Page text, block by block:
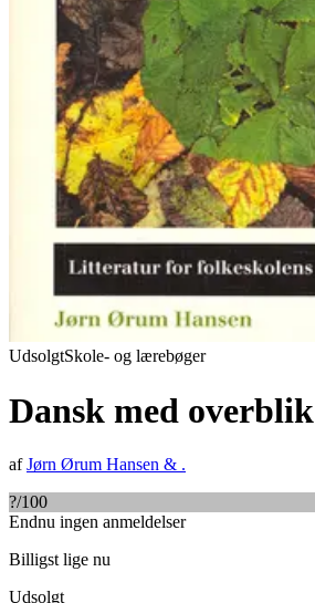
UdsolgtSkole- og lærebøger
Dansk med overblik
afJørn Ørum Hansen & .
?/100
Endnu ingen anmeldelser
Billigst lige nu
Udsolgt